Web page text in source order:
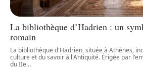
La bibliothèque d’Hadrien : un
romain
La bibliothèque d'Hadrien, située à Athènes,
culture et du savoir à l'Antiquité. Érigée par
du IIe…